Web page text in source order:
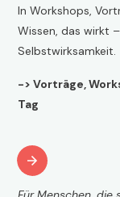
In Workshops,
Wissen, das wirkt
Selbstwirksamkeit.
-> Vorträge,
Tag